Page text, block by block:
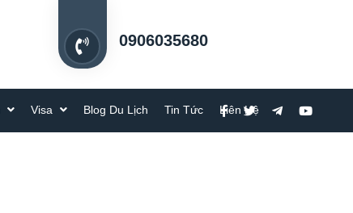
0906035680
Visa Blog Du Lịch Tin Tức Liên Hệ